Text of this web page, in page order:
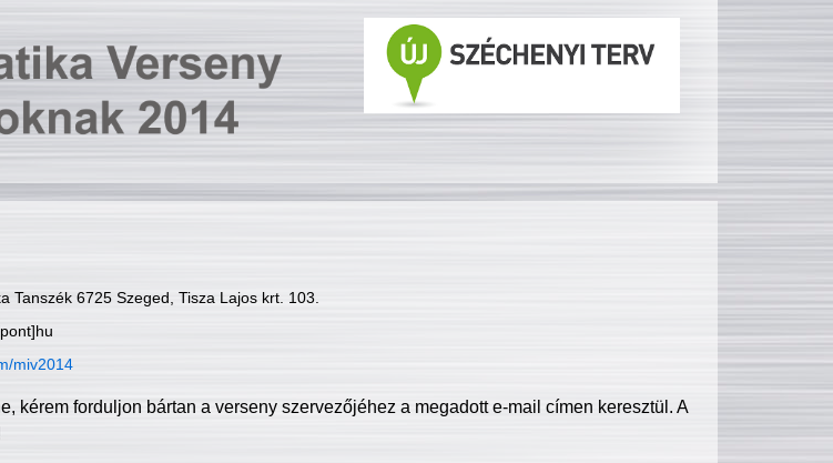
Tanszék 6725 Szeged, Tisza Lajos krt. 103.
miv2014
kérem forduljon bártan a verseny szervezőjéhez a megadott e-mail címen keresztül. A